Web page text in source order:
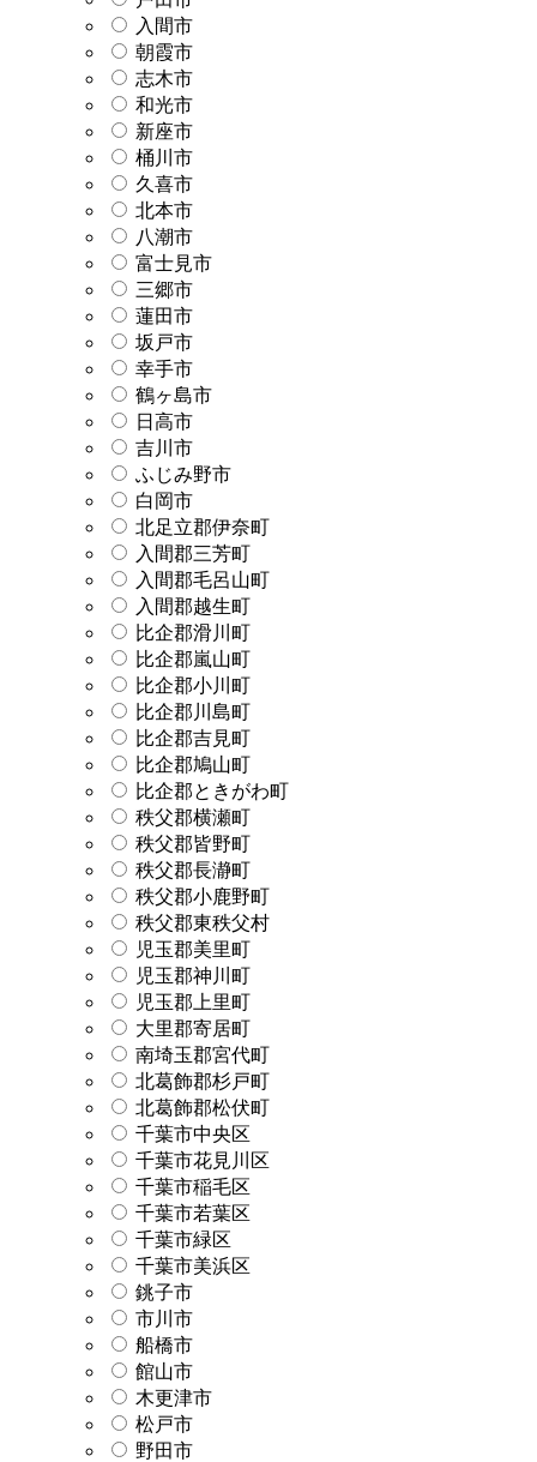
入間市
朝霞市
志木市
和光市
新座市
桶川市
久喜市
北本市
八潮市
富士見市
三郷市
蓮田市
坂戸市
幸手市
鶴ヶ島市
日高市
吉川市
ふじみ野市
白岡市
北足立郡伊奈町
入間郡三芳町
入間郡毛呂山町
入間郡越生町
比企郡滑川町
比企郡嵐山町
比企郡小川町
比企郡川島町
比企郡吉見町
比企郡鳩山町
比企郡ときがわ町
秩父郡横瀬町
秩父郡皆野町
秩父郡長瀞町
秩父郡小鹿野町
秩父郡東秩父村
児玉郡美里町
児玉郡神川町
児玉郡上里町
大里郡寄居町
南埼玉郡宮代町
北葛飾郡杉戸町
北葛飾郡松伏町
千葉市中央区
千葉市花見川区
千葉市稲毛区
千葉市若葉区
千葉市緑区
千葉市美浜区
銚子市
市川市
船橋市
館山市
木更津市
松戸市
野田市